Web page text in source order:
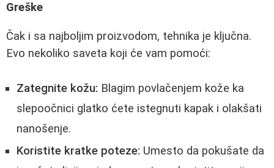
Greške
Čak i sa najboljim proizvodom, tehnika je ključna.
Evo nekoliko saveta koji će vam pomoći:
Zategnite kožu: Blagim povlačenjem kože ka
slepoočnici glatko ćete istegnuti kapak i olakšati
nanošenje.
Koristite kratke poteze: Umesto da pokušate da